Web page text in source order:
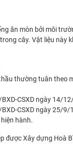
ăn mòn bởi môi
cây. Vật liệu
thường tuân
CSXD ngày 14/
CSXD ngày 25/9/
hành.
được Xây dựng Hoà